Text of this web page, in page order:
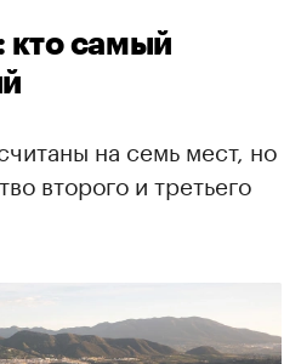
кто самый
на семь мест, но
второго и третьего